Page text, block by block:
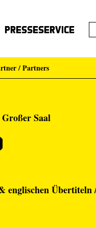
Presseservice
/ Partners
Großer Saal
englischen